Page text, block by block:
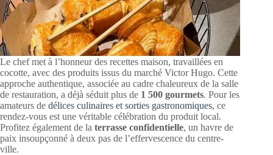
Le chef met à l’honneur des recettes maison, travaillées en
cocotte, avec des produits issus du marché Victor Hugo. Cette
approche authentique, associée au cadre chaleureux de la salle
de restauration, a déjà séduit plus de 1 500 gourmets. Pour les
amateurs de délices culinaires et sorties gastronomiques, ce
rendez-vous est une véritable célébration du produit local.
Profitez également de la terrasse confidentielle, un havre de
paix insoupçonné à deux pas de l’effervescence du centre-
ville.